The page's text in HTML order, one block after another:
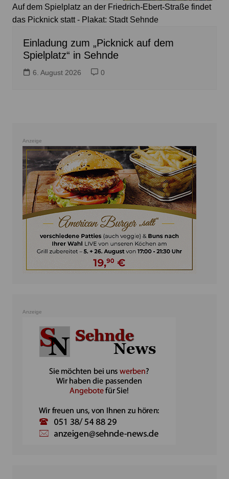
Auf dem Spielplatz an der Friedrich-Ebert-Straße findet
das Picknick statt - Plakat: Stadt Sehnde
Einladung zum „Picknick auf dem
Spielplatz“ in Sehnde
6. August 2026 0
Anzeige
Anzeige